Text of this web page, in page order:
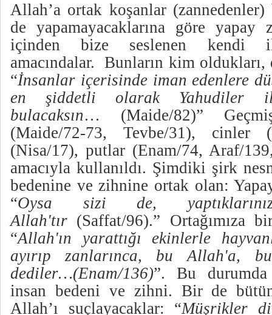
Allah’a ortak koşanlar
de yapamayacaklarına göre
içinden bize seslenen kendi
amacındalar.
Bunların kim oldukları,
“İnsanlar içerisinde iman edenlere
en şiddetli olarak Yahudiler
bulacaksın… (Maide/82)”
(Maide/72-73, Tevbe/31), cinler
(Nisa/17), putlar (Enam/74, Araf/
amacıyla kullanıldı. Şimdiki şirk
bedenine ve zihnine ortak olan:
“Oysa sizi de,
Allah'tır (Saffat/96).” Ortağımıza
“Allah'ın yarattığı ekinlerle
ayırıp zanlarınca, bu Allah'a,
dediler…(Enam/136)”. Bu
insan bedeni ve zihni. Bir de
Allah’ı suçlayacaklar: “Müşrikler